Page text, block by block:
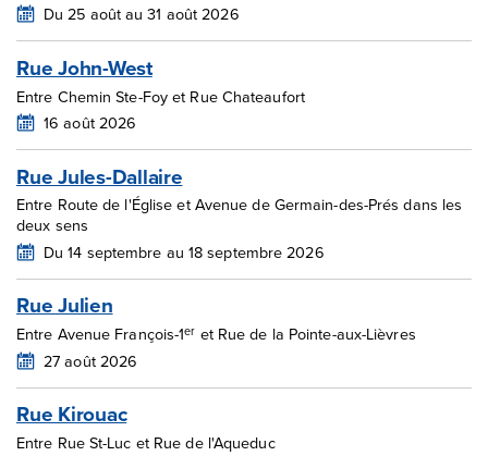
Du 25 août au 31 août 2026
Rue John-West
Entre Chemin Ste-Foy et Rue Chateaufort
16 août 2026
Rue Jules-Dallaire
Entre Route de l'Église et Avenue de Germain-des-Prés dans les
deux sens
Du 14 septembre au 18 septembre 2026
Rue Julien
Entre Avenue François-1er et Rue de la Pointe-aux-Lièvres
27 août 2026
Rue Kirouac
Entre Rue St-Luc et Rue de l'Aqueduc